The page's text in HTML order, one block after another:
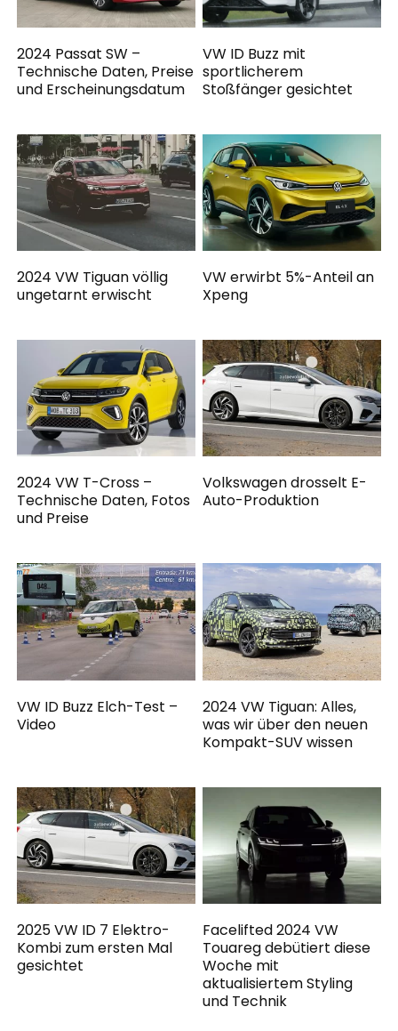
2024 Passat SW –
Technische Daten, Preise
und Erscheinungsdatum
VW ID Buzz mit
sportlicherem
Stoßfänger gesichtet
2024 VW Tiguan völlig
ungetarnt erwischt
VW erwirbt 5%-Anteil an
Xpeng
2024 VW T-Cross –
Technische Daten, Fotos
und Preise
Volkswagen drosselt E-
Auto-Produktion
VW ID Buzz Elch-Test –
Video
2024 VW Tiguan: Alles,
was wir über den neuen
Kompakt-SUV wissen
2025 VW ID 7 Elektro-
Kombi zum ersten Mal
gesichtet
Facelifted 2024 VW
Touareg debütiert diese
Woche mit
aktualisiertem Styling
und Technik